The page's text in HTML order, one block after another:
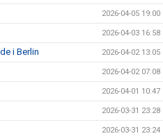
2026-04-05 19:00
2026-04-03 16:58
i Berlin 2026-04-02 13:05
2026-04-02 07:08
2026-04-01 10:47
2026-03-31 23:28
2026-03-31 23:24